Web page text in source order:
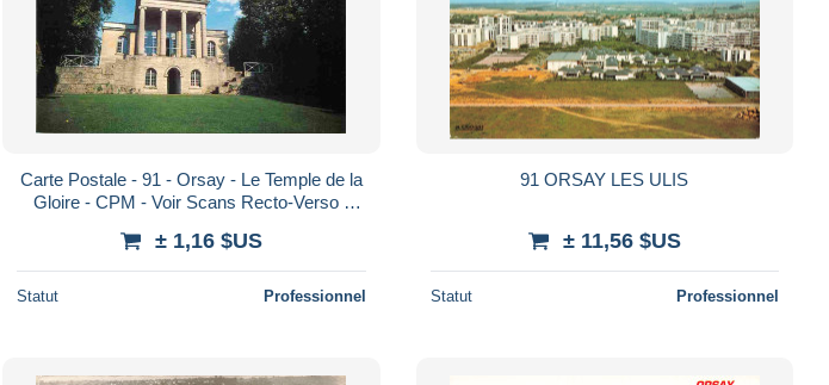
Carte Postale - 91 - Orsay - Le Temple de la
Gloire - CPM - Voir Scans Recto-Verso -
± 1,16 $US
Statut Professionnel
91 ORSAY LES ULIS
± 11,56 $US
Statut Professionnel